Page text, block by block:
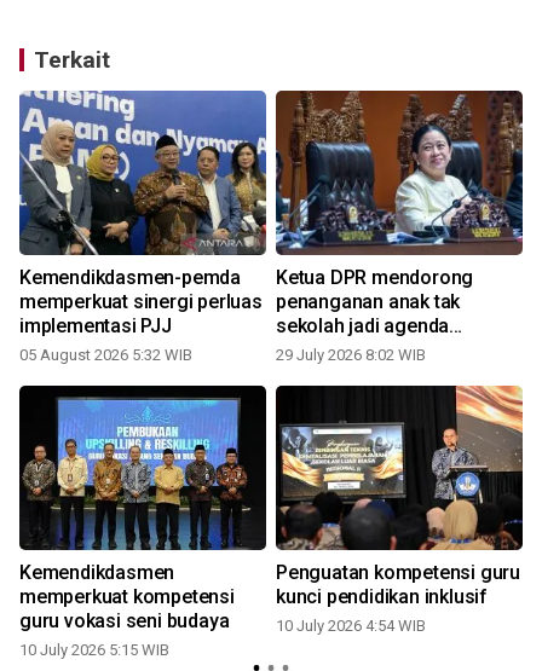
Terkait
Kemendikdasmen-pemda
memperkuat sinergi perluas
implementasi PJJ
05 August 2026 5:32 WIB
Ketua DPR mendorong
penanganan anak tak
sekolah jadi agenda
nasional
29 July 2026 8:02 WIB
Kemendikdasmen
memperkuat kompetensi
guru vokasi seni budaya
10 July 2026 5:15 WIB
Penguatan kompetensi guru
kunci pendidikan inklusif
10 July 2026 4:54 WIB